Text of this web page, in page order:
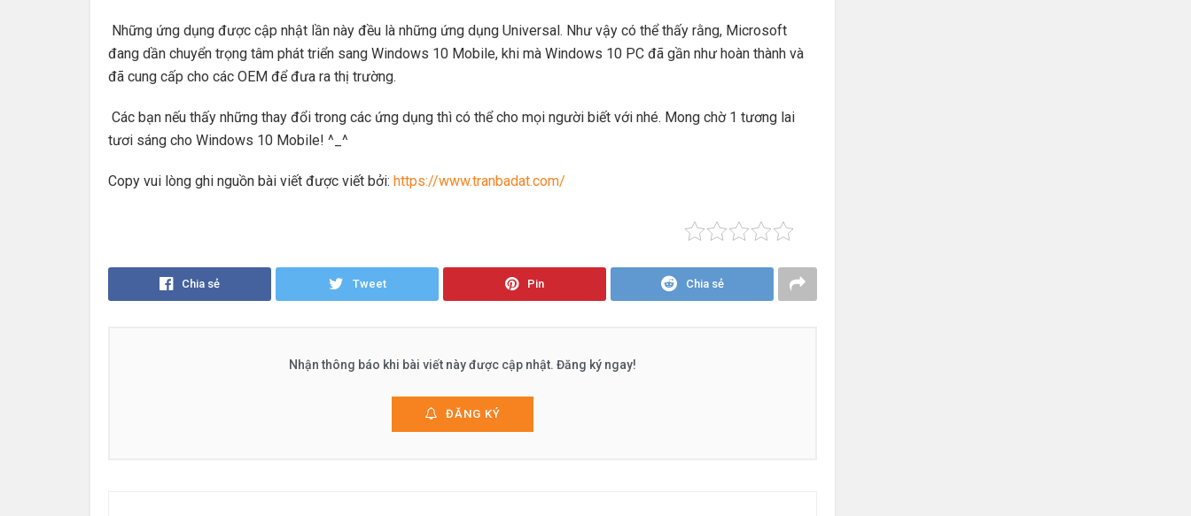
Những ứng dụng được cập nhật lần này đều là những ứng dụng Universal. Như vậy có thể thấy rằng, Microsoft
đang dần chuyển trọng tâm phát triển sang Windows 10 Mobile, khi mà Windows 10 PC đã gần như hoàn thành và
đã cung cấp cho các OEM để đưa ra thị trường.
Các bạn nếu thấy những thay đổi trong các ứng dụng thì có thể cho mọi người biết với nhé. Mong chờ 1 tương lai
tươi sáng cho Windows 10 Mobile! ^_^
Copy vui lòng ghi nguồn bài viết được viết bởi: https://www.tranbadat.com/
Chia sẻ Tweet Pin Chia sẻ
Nhận thông báo khi bài viết này được cập nhật. Đăng ký ngay!
ĐĂNG KÝ